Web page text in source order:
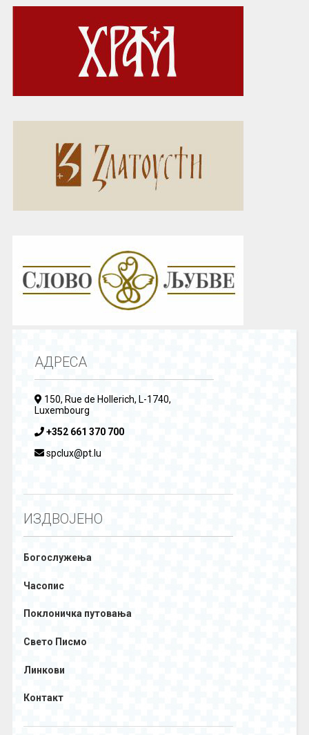
АДРЕСА
150, Rue de Hollerich, L-1740,
Luxembourg
+352 661 370 700
spclux@pt.lu
ИЗДВОЈЕНО
Богослужења
Часопис
Поклоничка путовања
Свето Писмо
Линкови
Контакт